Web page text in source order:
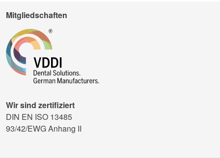
Mitgliedschaften
Wir sind zertifiziert
DIN EN ISO 13485
93/42/EWG Anhang II